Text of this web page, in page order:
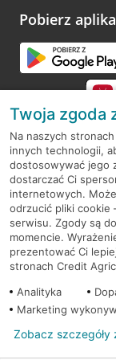
opinie.
Pobierz
RODO
Regulamin
Mapa serwisu
PolitykaCookies
© 2026 Credit
Twoja zgoda
Na naszych
innych technologii,
dostosowywać jego
dostarczać Ci
internetowych.
odrzucić pliki cookie
serwisu. Zgody są
momencie.
prezentować Ci
stronach Credit
Analityka
Marketing
Zobacz szczegóły